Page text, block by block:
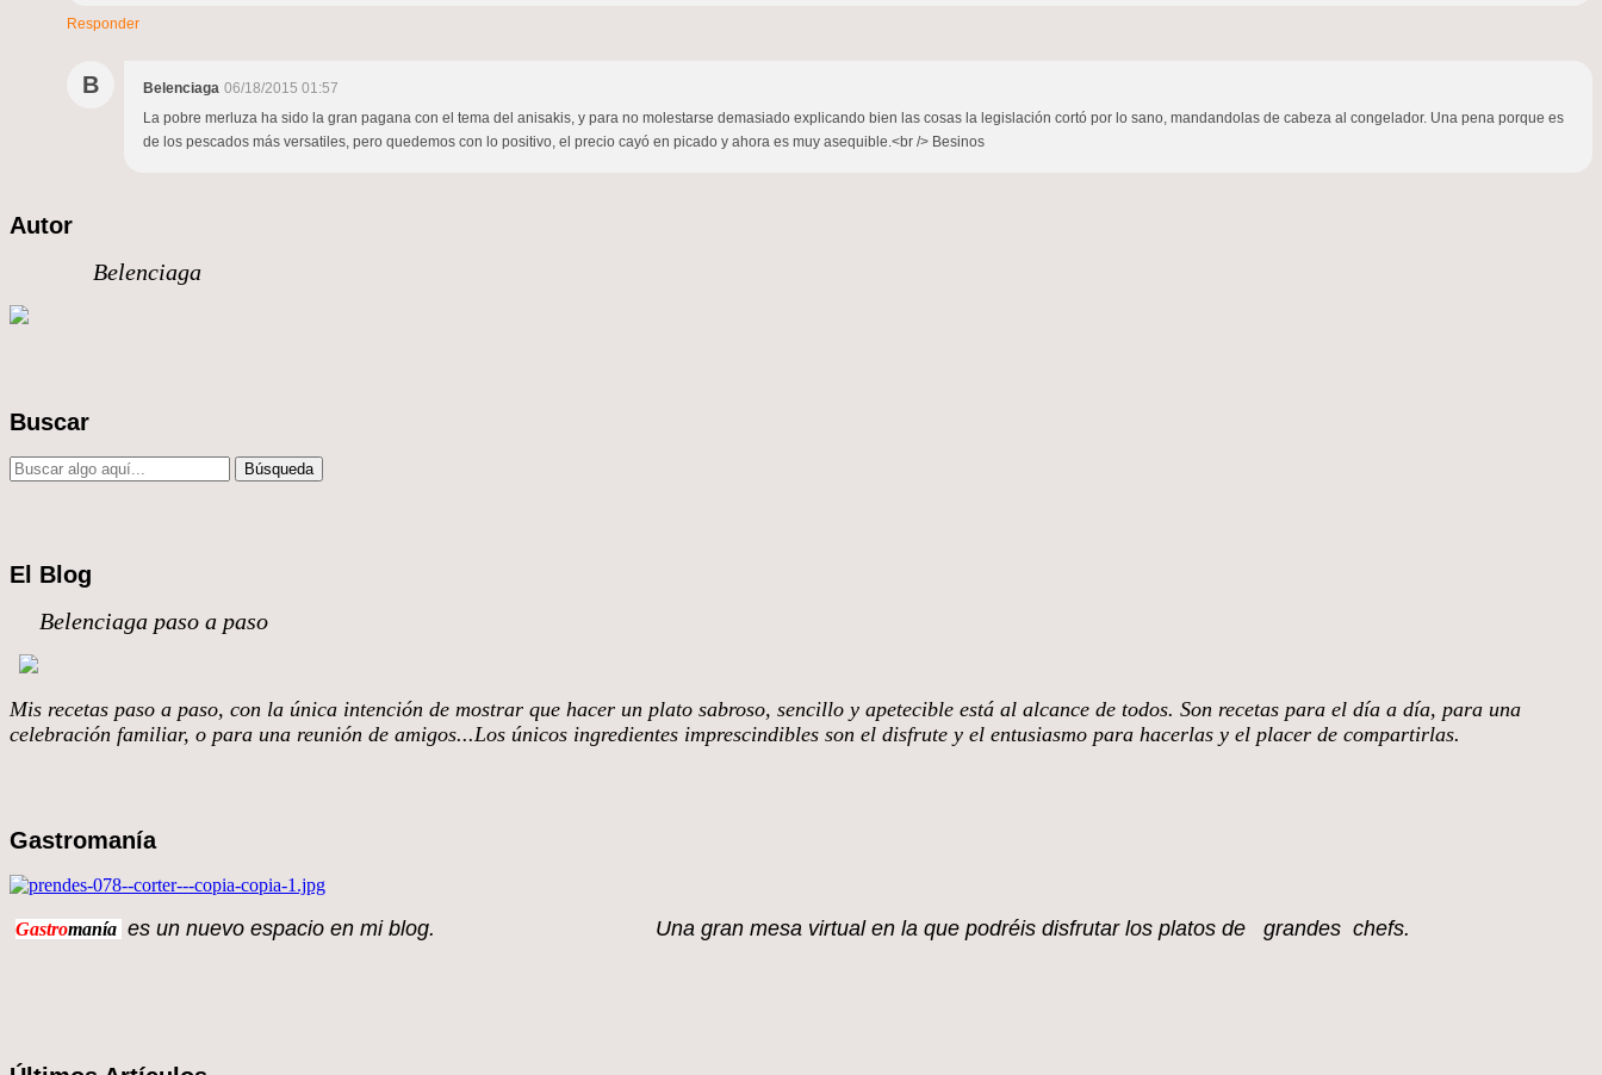
Responder
B Belenciaga 06/18/2015 01:57
La pobre merluza ha sido la gran pagana con el tema del anisakis, y para no molestarse demasiado explicando bien las cosas la legislación cortó por lo sano, mandandolas de cabeza al congelador. Una pena porque es
de los pescados más versatiles, pero quedemos con lo positivo, el precio cayó en picado y ahora es muy asequible.<br /> Besinos
Autor
Belenciaga
Buscar
El Blog
Belenciaga paso a paso
Mis recetas paso a paso, con la única intención de mostrar que hacer un plato sabroso, sencillo y apetecible está al alcance de todos. Son recetas para el día a día, para una
celebración familiar, o para una reunión de amigos...Los únicos ingredientes imprescindibles son el disfrute y el entusiasmo para hacerlas y el placer de compartirlas.
Gastromanía
Gastromanía es un nuevo espacio en mi blog. Una gran mesa virtual en la que podréis disfrutar los platos de grandes chefs.